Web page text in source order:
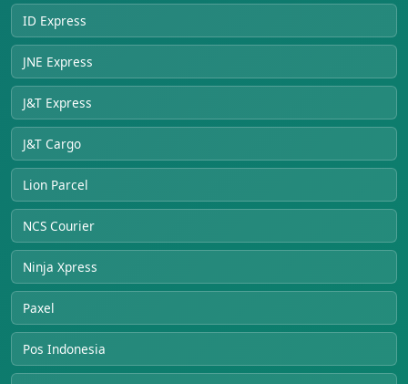
ID Express
JNE Express
J&T Express
J&T Cargo
Lion Parcel
NCS Courier
Ninja Xpress
Paxel
Pos Indonesia